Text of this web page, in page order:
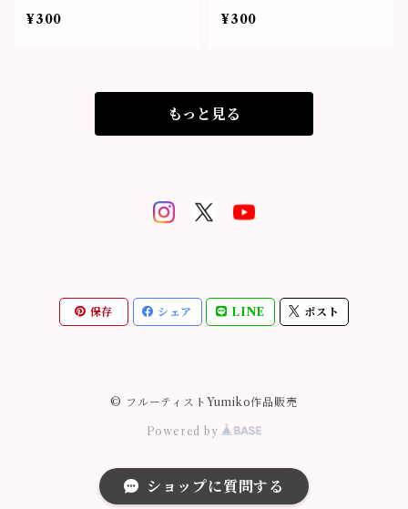
¥300
¥300
もっと見る
保存 シェア LINE ポスト
© フルーティストYumiko作品販売
Powered by
ショップに質問する